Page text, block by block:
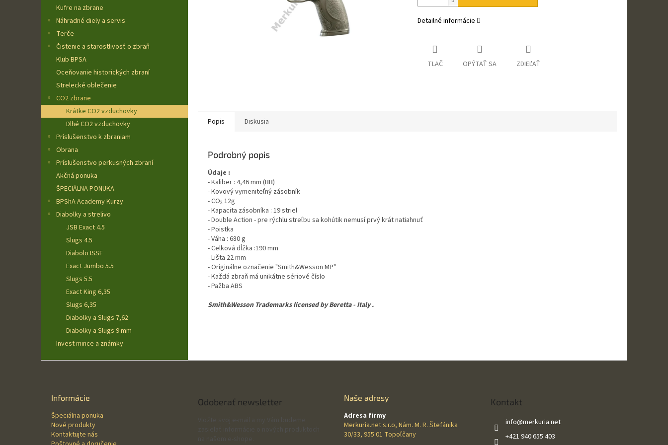
Kufre na zbrane
Náhradné diely a servis
Terče
Čistenie a starostlivosť o zbraň
Klub BPSA
Oceňovanie historických zbraní
Strelecké oblečenie
CO2 zbrane
Krátke CO2 vzduchovky
Dlhé CO2 vzduchovky
Príslušenstvo k zbraniam
Obrana
Príslušenstvo perkusných zbraní
Akčná ponuka
ŠPECIÁLNA PONUKA
BPShA Academy Kurzy
Diabolky a strelivo
JSB Exact 4.5
Slugs 4.5
Diabolo ISSF
Exact Jumbo 5.5
Slugs 5.5
Exact King 6,35
Slugs 6,35
Diabolky a Slugs 7,62
Diabolky a Slugs 9 mm
Invest mince a známky
Detailné informácie
TLAČ OPÝTAŤ SA ZDIEĽAŤ
Popis Diskusia
Podrobný popis
Údaje :
- Kaliber : 4,46 mm (BB)
- Kovový vymeniteľný zásobník
- CO2 12g
- Kapacita zásobníka : 19 striel
- Double Action - pre rýchlu streľbu sa kohútik nemusí prvý krát natiahnuť
- Poistka
- Váha : 680 g
- Celková dĺžka :190 mm
- Lišta 22 mm
- Originálne označenie "Smith&Wesson MP"
- Každá zbraň má unikátne sériové číslo
- Pažba ABS
Smith&Wesson Trademarks licensed by Beretta - Italy .
Informácie
Špeciálna ponuka
Nové produkty
Kontaktujte nás
Odoberať newsletter Naše adresy
Adresa firmy
Merkuria.net s.r.o, Nám. M. R. Štefánika
30/33, 955 01 Topoľčany
Kontakt
info@merkuria.net
+421 940 655 403